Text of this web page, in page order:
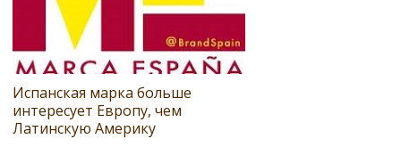
Испанская марка больше
интересует Европу, чем
Латинскую Америку